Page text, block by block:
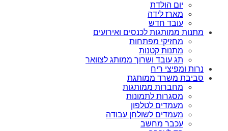
יום הולדת
מארז לידה
עובד חדש
מתנות ממותגות לכנסים ואירועים
מחזיקי מפתחות
מתנות קטנות
תג עובד ושרוך ממותג לצוואר
נרות ומפיצי ריח
סביבת משרד ממותגת
מחברות ממותגות
מסגרות לתמונות
מעמדים לטלפון
מעמדים לשולחן עבודה
עכבר מחשב